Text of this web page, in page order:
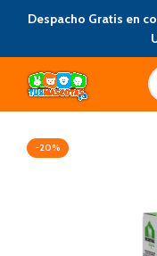
Despacho Gratis en
-20%